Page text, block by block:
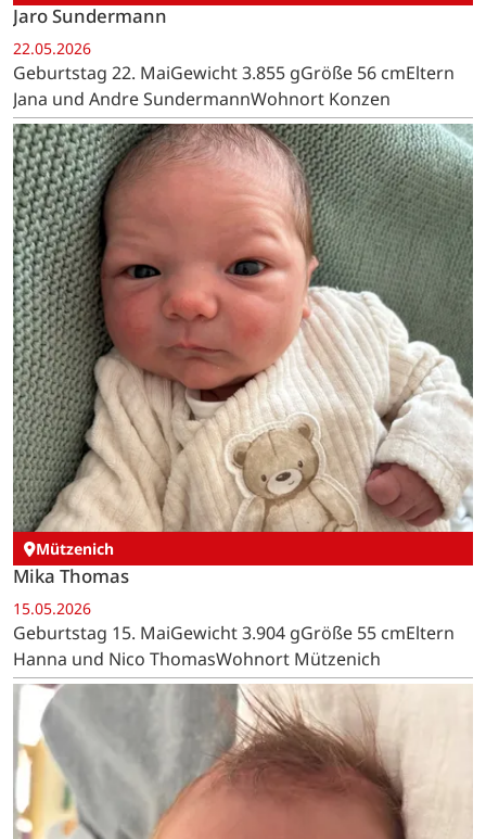
Jaro Sundermann
22.05.2026
Geburtstag 22. MaiGewicht 3.855 gGröße 56 cmEltern
Jana und Andre SundermannWohnort Konzen
Mützenich
Mika Thomas
15.05.2026
Geburtstag 15. MaiGewicht 3.904 gGröße 55 cmEltern
Hanna und Nico ThomasWohnort Mützenich